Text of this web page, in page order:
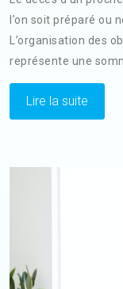
l’on soit préparé ou
L’organisation des
représente une
Lire la suite